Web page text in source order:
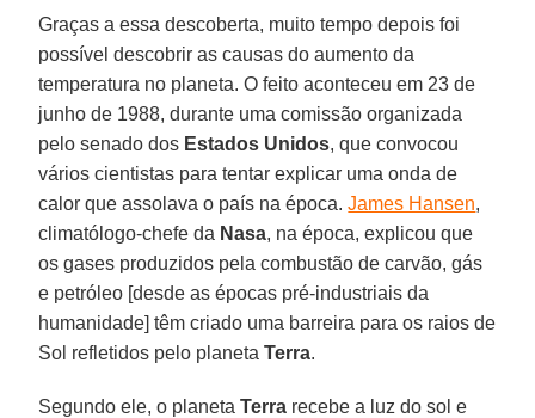
Graças a essa descoberta, muito tempo depois foi
possível descobrir as causas do aumento da
temperatura no planeta. O feito aconteceu em 23 de
junho de 1988, durante uma comissão organizada
pelo senado dos Estados Unidos, que convocou
vários cientistas para tentar explicar uma onda de
calor que assolava o país na época.James Hansen,
climatólogo-chefe da Nasa, na época, explicou que
os gases produzidos pela combustão de carvão, gás
e petróleo [desde as épocas pré-industriais da
humanidade] têm criado uma barreira para os raios de
Sol refletidos pelo planetaTerra.
Segundo ele, o planetaTerra recebe a luz do sol e